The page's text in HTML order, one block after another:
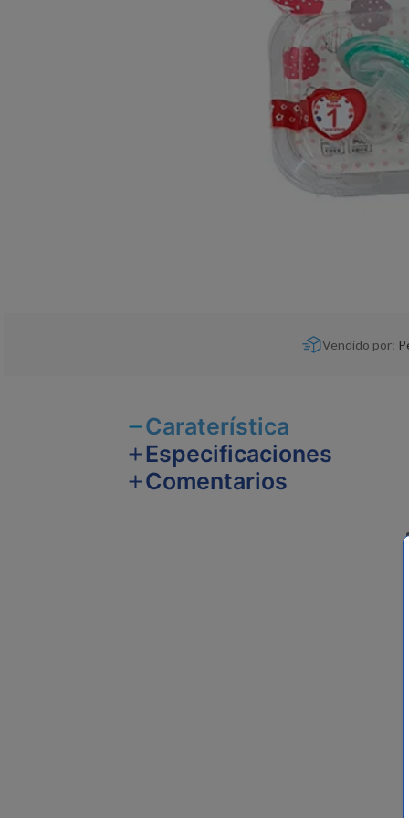
Vendido por:
Caraterística
Especificaciones
Comentarios